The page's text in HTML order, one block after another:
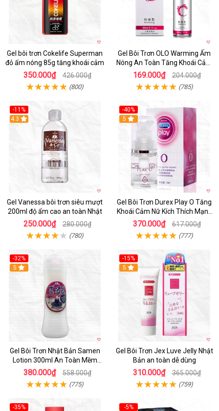
Gel bôi trơn Cokelife Superman
đỏ ấm nóng 85g tăng khoái cảm
350.000₫ 426.000₫
(800)
Gel Bôi Trơn OLO Warming Ấm
Nóng An Toàn Tăng Khoái Cảm
60ml
169.000₫ 204.000₫
(785)
-11%
Hot
4.3
Gel Vanessa bôi trơn siêu mượt
200ml độ ẩm cao an toàn Nhật
250.000₫ 280.000₫
(780)
-40%
5
Gel Bôi Trơn Durex Play O Tăng
Khoái Cảm Nữ Kích Thích Mạnh
Mẽ
370.000₫ 617.000₫
(777)
-32%
5
Gel Bôi Trơn Nhật Bản Samen
Lotion 300ml An Toàn Mềm
Mượt
380.000₫ 558.000₫
(775)
-15%
5
Gel Bôi Trơn Jex Luve Jelly Nhật
Bản an toàn dễ dùng
310.000₫ 365.000₫
(759)
-35%
-5%